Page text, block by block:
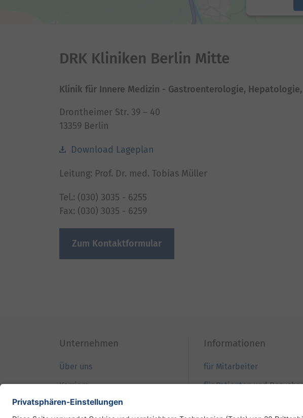
DRK Kliniken Berlin Mitte
Klinik für Innere Medizin - Gastroenterologie,
Drontheimer Str. 39 – 40
13359 Berlin
Download Lageplan
Leitung: Prof. Dr. med. Tobias Müller
Tel.: (030) 3035 - 6255
Fax: (030) 3035 - 6259
Zum Kontaktformular
Unternehmen
Über uns
Karriere
Qualität
Informationen
für Mitarbeiter
für Patienten und Besucher